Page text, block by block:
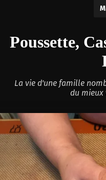
Poussette,
La vie d'une famille
du mieux